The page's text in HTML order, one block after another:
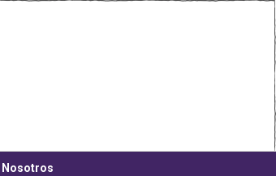
Nosotros